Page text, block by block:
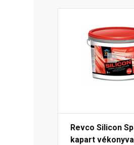
Revco Silicon
kapart